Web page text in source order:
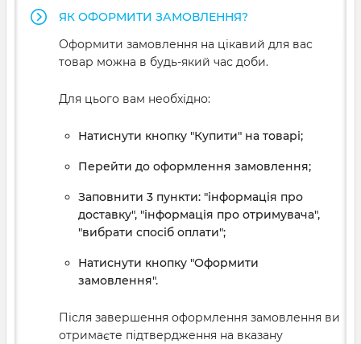
ЯК ОФОРМИТИ ЗАМОВЛЕННЯ?
Оформити замовлення на цікавий для вас
товар можна в будь-який час доби.
Для цього вам необхідно:
Натиснути кнопку "Купити" на товарі;
Перейти до оформлення замовлення;
Заповнити 3 пункти: "інформація про
доставку", "інформація про отримувача",
"вибрати спосіб оплати";
Натиснути кнопку "Оформити
замовлення".
Після завершення оформлення замовлення ви
отримаєте підтвердження на вказану